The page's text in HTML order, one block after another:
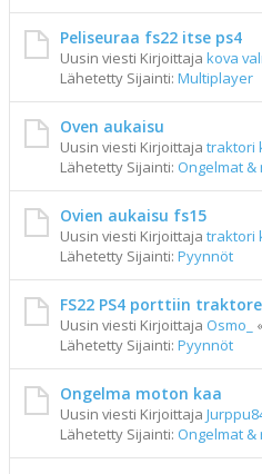
Peliseuraa fs22 itse ps4
Uusin viesti Kirjoittaja kova
Lähetetty Sijainti: Multiplayer
Oven aukaisu
Uusin viesti Kirjoittaja traktori
Lähetetty Sijainti: Ongelmat
Ovien aukaisu fs15
Uusin viesti Kirjoittaja traktori
Lähetetty Sijainti: Pyynnöt
FS22 PS4 porttiin
Uusin viesti Kirjoittaja Osmo_ «
Lähetetty Sijainti: Pyynnöt
Ongelma moton kaa
Uusin viesti Kirjoittaja
Lähetetty Sijainti: Ongelmat